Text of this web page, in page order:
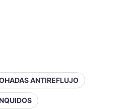
ANTIREFLUJO